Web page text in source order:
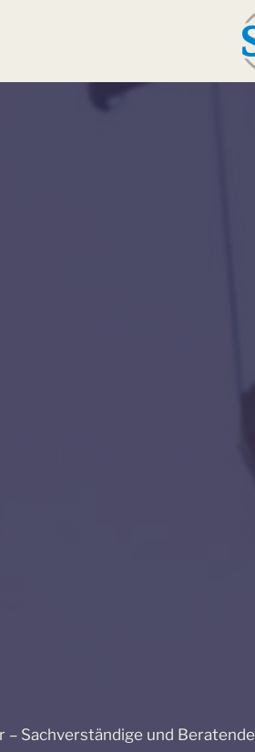
– Sachverständige und Beratende